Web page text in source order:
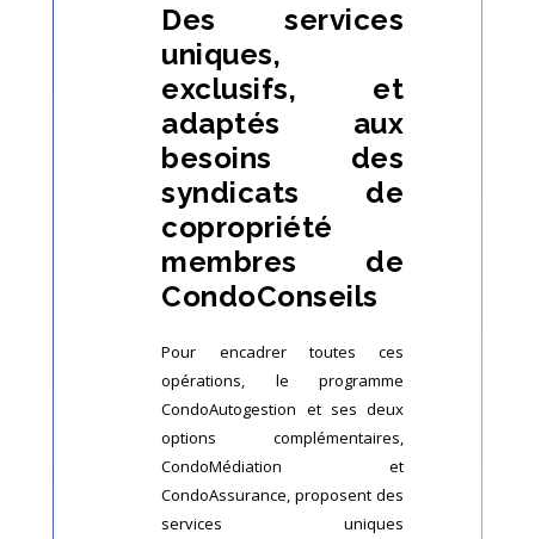
Des services
uniques,
exclusifs, et
adaptés aux
besoins des
syndicats de
copropriété
membres de
CondoConseils
Pour encadrer toutes ces
opérations, le programme
CondoAutogestion et ses deux
options complémentaires,
CondoMédiation et
CondoAssurance, proposent des
services uniques